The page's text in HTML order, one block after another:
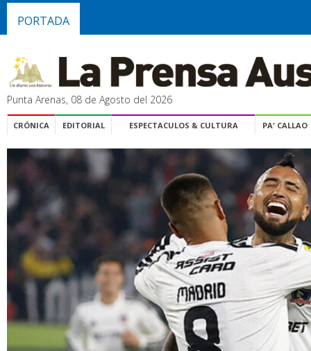
PORTADA
Punta Arenas, 08 de Agosto del 2026
CRÓNICA EDITORIAL ESPECTACULOS & CULTURA PA' CALLAO